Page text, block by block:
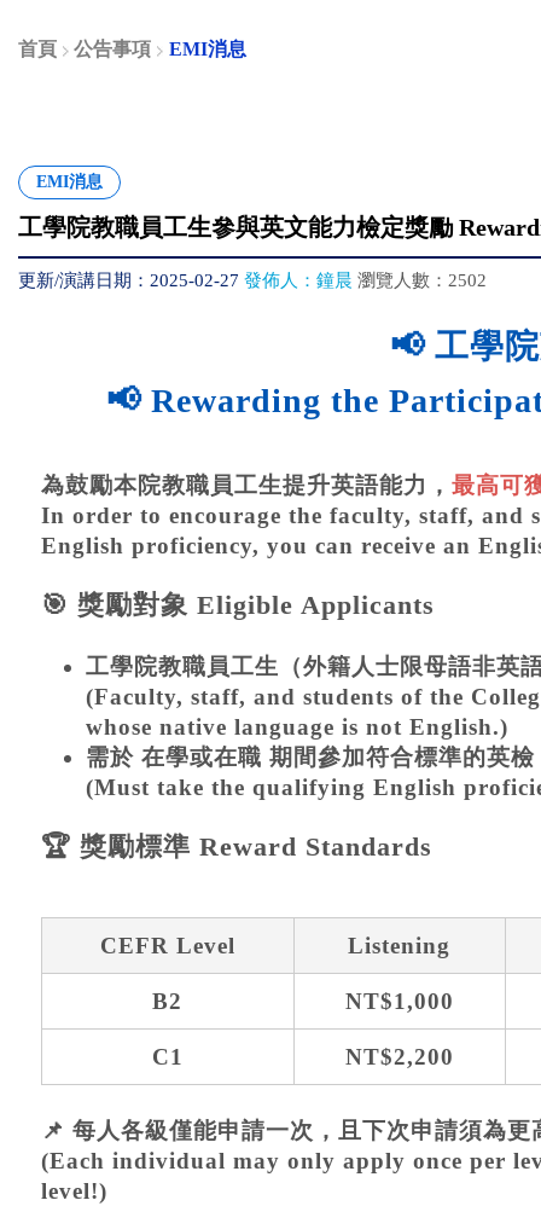
首頁 公告事項 EMI消息
EMI消息
工學院教職員工生參與英文能力檢定獎勵
更新/演講日期：2025-02-27 發佈人：鐘晨 瀏覽人數：2502
📢 工學
📢 Rewarding the
為鼓勵本院教職員工生提升英語能力， 最高可
In order to encourage the faculty, staff, and
English proficiency, you can receive an
🎯 獎勵對象 Eligible Applicants
工學院教職員工生（外籍人士限母語非英
(Faculty, staff, and students of the
whose native language is not English.)
需於 在學或在職 期間參加符合標準的英檢
(Must take the qualifying English
🏆 獎勵標準 Reward Standards
CEFR Level Listening
B2 NT$1,000
C1 NT$2,200
📌 每人各級僅能申請一次，且下次申請須為更
(Each individual may only apply once per
level!)